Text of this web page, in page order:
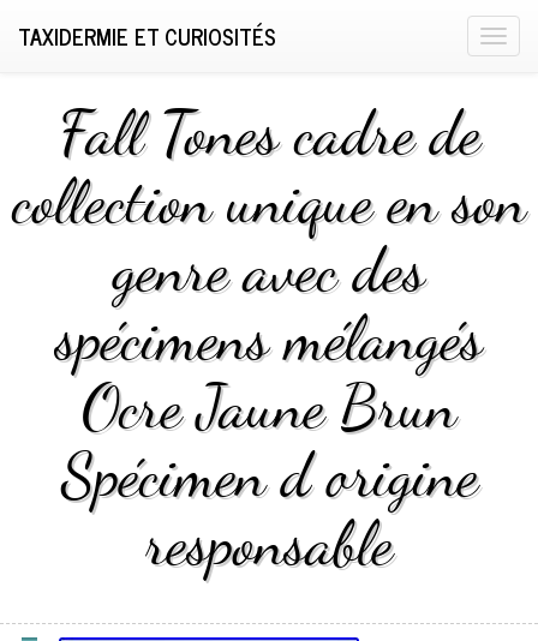
T
e
n
TAXIDERMIE ET CURIOSITÉS
Fall Tones cadre de
collection unique en son
genre avec des
spécimens mélangés
Ocre Jaune Brun
Spécimen d origine
responsable